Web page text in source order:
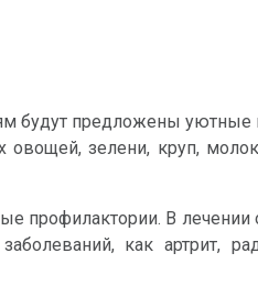
будут предложены уютные
зелени, круп,
профилактории. В лечении
как артрит,